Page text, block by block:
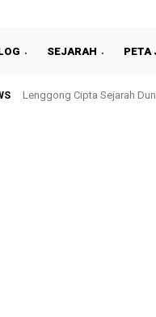
SEJARAH PETA
Lenggong Cipta Sejarah